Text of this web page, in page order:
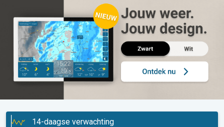
14-daagse verwachting